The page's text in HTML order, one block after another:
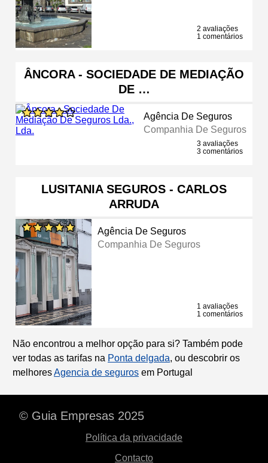
2 avaliações
1 comentários
ÂNCORA - SOCIEDADE DE MEDIAÇÃO
DE …
Agência De Seguros
Companhia De Seguros
3 avaliações
3 comentários
LUSITANIA SEGUROS - CARLOS
ARRUDA
Agência De Seguros
Companhia De Seguros
1 avaliações
1 comentários
Não encontrou a melhor opção para si? Também pode
ver todas as tarifas na Ponta delgada, ou descobrir os
melhoresAgencia de seguros em Portugal
© Guia Empresas 2025
Política da privacidade
Contacto